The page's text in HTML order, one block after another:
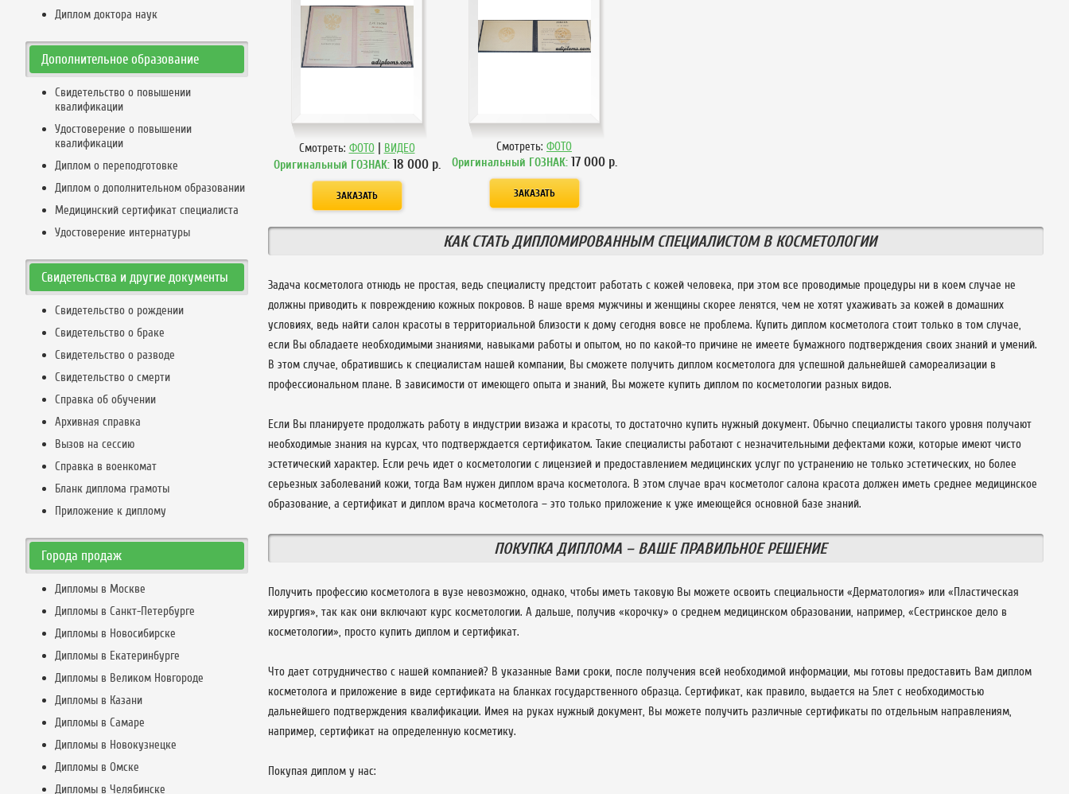
Смотреть: ФОТО | ВИДЕО
Оригинальный ГОЗНАК: 18 000р.
Смотреть: ФОТО
Оригинальный ГОЗНАК: 17 000р.
КАК СТАТЬ ДИПЛОМИРОВАННЫМ СПЕЦИАЛИСТОМ В КОСМЕТОЛОГИИ
Задача косметолога отнюдь не простая, ведь специалисту предстоит работать с кожей человека, при этом все проводимые процедуры ни в коем случае не
должны приводить к повреждению кожных покровов. В наше время мужчины и женщины скорее ленятся, чем не хотят ухаживать за кожей в домашних
условиях, ведь найти салон красоты в территориальной близости к дому сегодня вовсе не проблема. Купить диплом косметолога стоит только в том случае,
если Вы обладаете необходимыми знаниями, навыками работы и опытом, но по какой-то причине не имеете бумажного подтверждения своих знаний и умений.
В этом случае, обратившись к специалистам нашей компании, Вы сможете получить диплом косметолога для успешной дальнейшей самореализации в
профессиональном плане. В зависимости от имеющего опыта и знаний, Вы можете купить диплом по косметологии разных видов.
Если Вы планируете продолжать работу в индустрии визажа и красоты, то достаточно купить нужный документ. Обычно специалисты такого уровня получают
необходимые знания на курсах, что подтверждается сертификатом. Такие специалисты работают с незначительными дефектами кожи, которые имеют чисто
эстетический характер. Если речь идет о косметологии с лицензией и предоставлением медицинских услуг по устранению не только эстетических, но более
серьезных заболеваний кожи, тогда Вам нужен диплом врача косметолога. В этом случае врач косметолог салона красота должен иметь среднее медицинское
образование, а сертификат и диплом врача косметолога – это только приложение к уже имеющейся основной базе знаний.
ПОКУПКА ДИПЛОМА – ВАШЕ ПРАВИЛЬНОЕ РЕШЕНИЕ
Получить профессию косметолога в вузе невозможно, однако, чтобы иметь таковую Вы можете освоить специальности «Дерматология» или «Пластическая
хирургия», так как они включают курс косметологии. А дальше, получив «корочку» о среднем медицинском образовании, например, «Сестринское дело в
косметологии», просто купить диплом и сертификат.
Что дает сотрудничество с нашей компанией? В указанные Вами сроки, после получения всей необходимой информации, мы готовы предоставить Вам диплом
косметолога и приложение в виде сертификата на бланках государственного образца. Сертификат, как правило, выдается на 5лет с необходимостью
дальнейшего подтверждения квалификации. Имея на руках нужный документ, Вы можете получить различные сертификаты по отдельным направлениям,
например, сертификат на определенную косметику.
Покупая диплом у нас:
Диплом доктора наук
Дополнительное образование
Свидетельство о повышении
квалификации
Удостоверение о повышении
квалификации
Диплом о переподготовке
Диплом о дополнительном образовании
Медицинский сертификат специалиста
Удостоверение интернатуры
Свидетельства и другие документы
Свидетельство о рождении
Свидетельство о браке
Свидетельство о разводе
Свидетельство о смерти
Справка об обучении
Архивная справка
Вызов на сессию
Справка в военкомат
Бланк диплома грамоты
Приложение к диплому
Города продаж
Дипломы в Москве
Дипломы в Санкт-Петербурге
Дипломы в Новосибирске
Дипломы в Екатеринбурге
Дипломы в Великом Новгороде
Дипломы в Казани
Дипломы в Самаре
Дипломы в Новокузнецке
Дипломы в Омске
Дипломы в Челябинске